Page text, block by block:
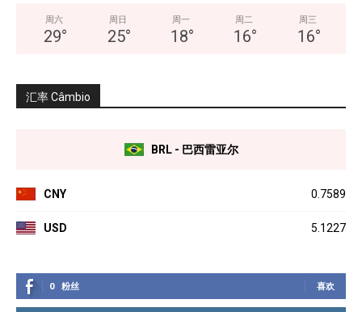
周六
29°
周日
25°
周一
18°
周二
16°
周三
16°
汇率 Câmbio
BRL - 巴西雷亚尔
CNY 0.7589
USD 5.1227
0 粉丝 喜欢